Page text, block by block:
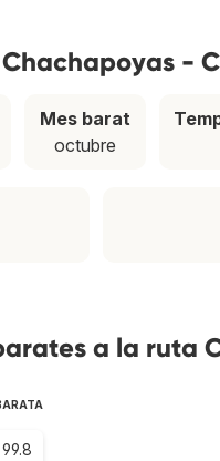
-
Mes barat
octubre
a la ruta
99.8